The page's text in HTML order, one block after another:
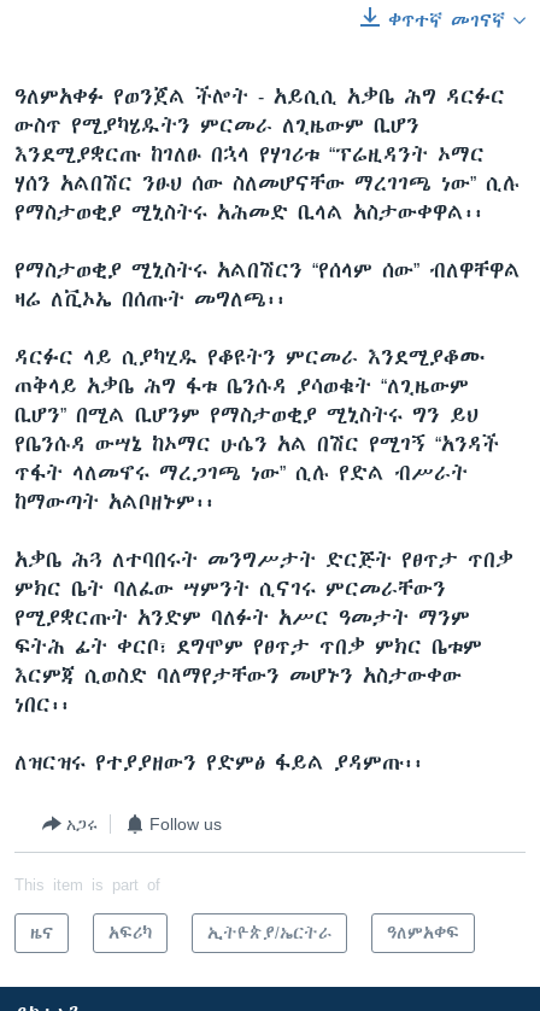
ቀጥተኛ መገናኛ
ዓለምአቀፉ የወንጀል ችሎት - አይሲሲ አቃቤ ሕግ ዳርፉር
ውስጥ የሚያካሄዱትን ምርመራ ለጊዜውም ቢሆን
እንደሚያቋርጡ ከገለፁ በኋላ የሃገሪቱ “ፕሬዚዳንት ኦማር
ሃሰን አልበሽር ንፁህ ሰው ስለመሆናቸው ማረገገጫ ነው” ሲሉ
የማስታወቂያ ሚኒስትሩ አሕመድ ቢላል አስታውቀዋል፡፡
የማስታወቂያ ሚኒስትሩ አልበሽርን “የሰላም ሰው” ብለዋቸዋል
ዛሬ ለቪኦኤ በሰጡት መግለጫ፡፡
ዳርፉር ላይ ሲያካሂዱ የቆዩትን ምርመራ እንደሚያቆሙ
ጠቅላይ አቃቤ ሕግ ፋቱ ቤንሱዳ ያሳወቁት “ለጊዜውም
ቢሆን” በሚል ቢሆንም የማስታወቂያ ሚኒስትሩ ግን ይህ
የቤንሱዳ ውሣኔ ከኦማር ሁሴን አል በሽር የሚገኝ “አንዳች
ጥፋት ላለመኖሩ ማረጋገጫ ነው” ሲሉ የድል ብሥራት
ከማውጣት አልቦዘኑም፡፡
አቃቤ ሕጓ ለተባበሩት መንግሥታት ድርጅት የፀጥታ ጥበቃ
ምክር ቤት ባለፈው ሣምንት ሲናገሩ ምርመራቸውን
የሚያቋርጡት አንድም ባለፉት አሥር ዓመታት ማንም
ፍትሕ ፊት ቀርቦ፣ ደግሞም የፀጥታ ጥበቃ ምክር ቤቱም
እርምጃ ሲወስድ ባለማየታቸውን መሆኑን አስታውቀው
ነበር፡፡
ለዝርዝሩ የተያያዘውን የድምፅ ፋይል ያዳምጡ፡፡
አጋሩ Follow us
This item is part of
ዜና አፍሪካ ኢትዮጵያ/ኤርትራ ዓለምአቀፍ